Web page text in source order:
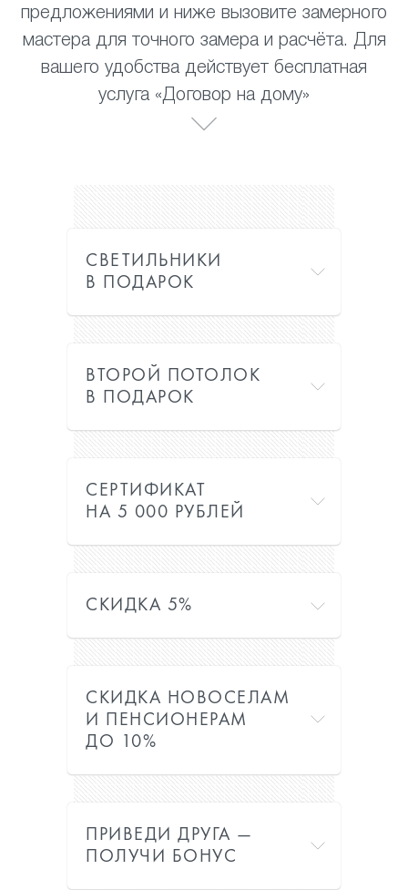
предложениями и ниже вызовите замерного
мастера для точного замера и расчёта. Для
вашего удобства действует бесплатная
услуга «Договор на дому»
СВЕТИЛЬНИКИ
В ПОДАРОК
ВТОРОЙ ПОТОЛОК
В ПОДАРОК
СЕРТИФИКАТ
НА 5 000 РУБЛЕЙ
СКИДКА 5%
СКИДКА НОВОСЕЛАМ
И ПЕНСИОНЕРАМ
ДО 10%
ПРИВЕДИ ДРУГА —
ПОЛУЧИ БОНУС